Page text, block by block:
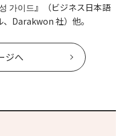
가이드』（ビジネス日本語
Darakwon 社）他。
ジへ